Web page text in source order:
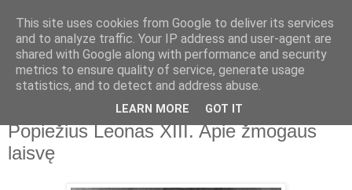
Popiežius Leonas XIII. Apie žmogaus
laisvę
This site uses cookies from Google to deliver its services
and to analyze traffic. Your IP address and user-agent are
shared with Google along with performance and security
metrics to ensure quality of service, generate usage
statistics, and to detect and address abuse.
LEARN MORE GOT IT